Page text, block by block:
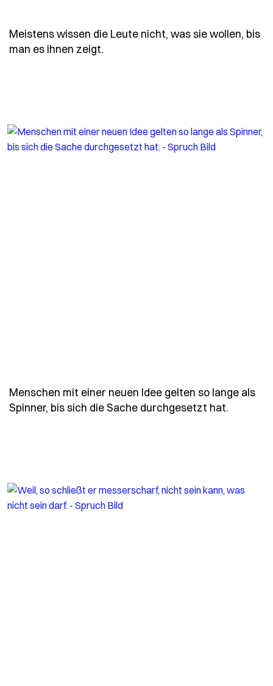
Meistens wissen die Leute nicht, was sie wollen, bis
man es ihnen zeigt.
Menschen mit einer neuen Idee gelten so lange als
Spinner, bis sich die Sache durchgesetzt hat.